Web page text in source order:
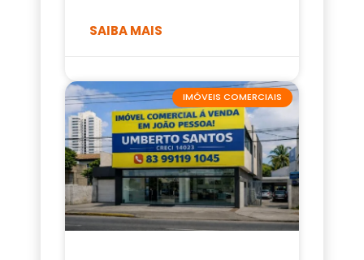
SAIBA MAIS
IMÓVEIS COMERCIAIS